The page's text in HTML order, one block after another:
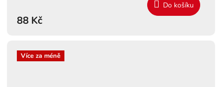
88 Kč
Do košíku
Více za méně